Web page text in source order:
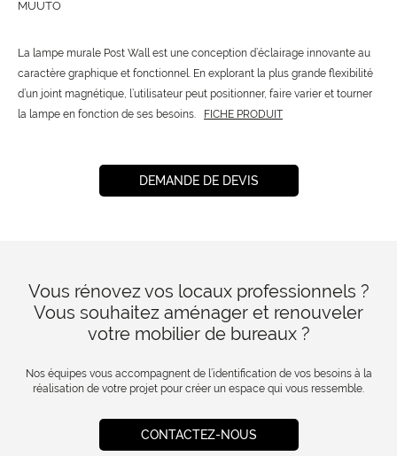
MUUTO
La lampe murale Post Wall est une conception d’éclairage innovante au
caractère graphique et fonctionnel. En explorant la plus grande flexibilité
d’un joint magnétique, l’utilisateur peut positionner, faire varier et tourner
la lampe en fonction de ses besoins.
FICHE PRODUIT
DEMANDE DE DEVIS
Vous rénovez vos locaux professionnels ?
Vous souhaitez aménager et renouveler
votre mobilier de bureaux ?
Nos équipes vous accompagnent de l’identification de vos besoins à la
réalisation de votre projet pour créer un espace qui vous ressemble.
CONTACTEZ-NOUS